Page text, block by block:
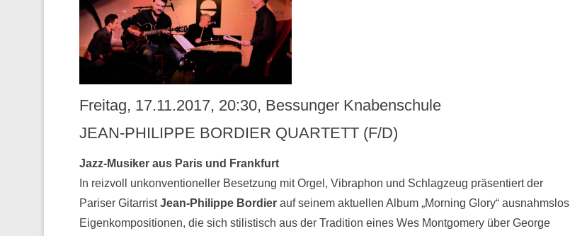
Freitag, 17.11.2017, 20:30, Bessunger Knabenschule
JEAN-PHILIPPE BORDIER QUARTETT (F/D)
Jazz-Musiker aus Paris und Frankfurt
In reizvoll unkonventioneller Besetzung mit Orgel, Vibraphon und Schlagzeug präsentiert der
Pariser GitarristJean-Philippe Bordier auf seinem aktuellen Album „Morning Glory“ ausnahmslos
Eigenkompositionen, die sich stilistisch aus der Tradition eines Wes Montgomery über George